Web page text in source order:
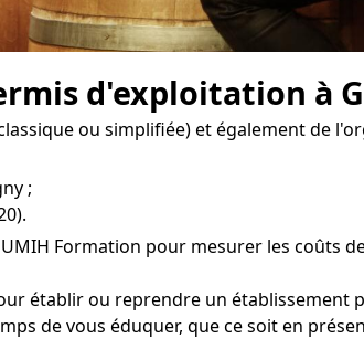
d'exploitation à
ou simplifiée) et également de
;
Formation pour mesurer les coûts
établir ou reprendre un établissement
de vous éduquer, que ce soit en